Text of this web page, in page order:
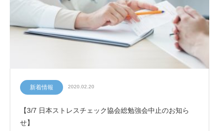
新着情報 2020.02.20
【3/7 日本ストレスチェック協会総勉強会中止のお知ら
せ】